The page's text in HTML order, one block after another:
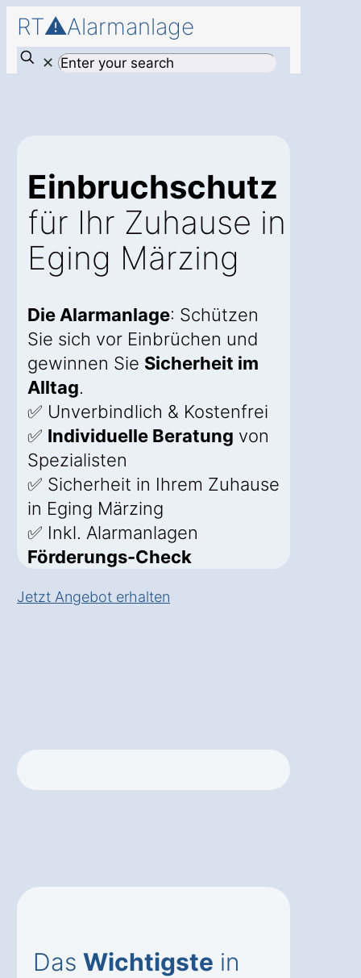
RT⚠️Alarmanlage
✕
Einbruchschutz
für Ihr Zuhause in
Eging Märzing
Die Alarmanlage: Schützen
Sie sich vor Einbrüchen und
gewinnen Sie Sicherheit im
Alltag.
✅ Unverbindlich & Kostenfrei
✅ Individuelle Beratung von
Spezialisten
✅ Sicherheit in Ihrem Zuhause
in Eging Märzing
✅ Inkl. Alarmanlagen
Förderungs-Check
Jetzt Angebot erhalten
Das Wichtigste in